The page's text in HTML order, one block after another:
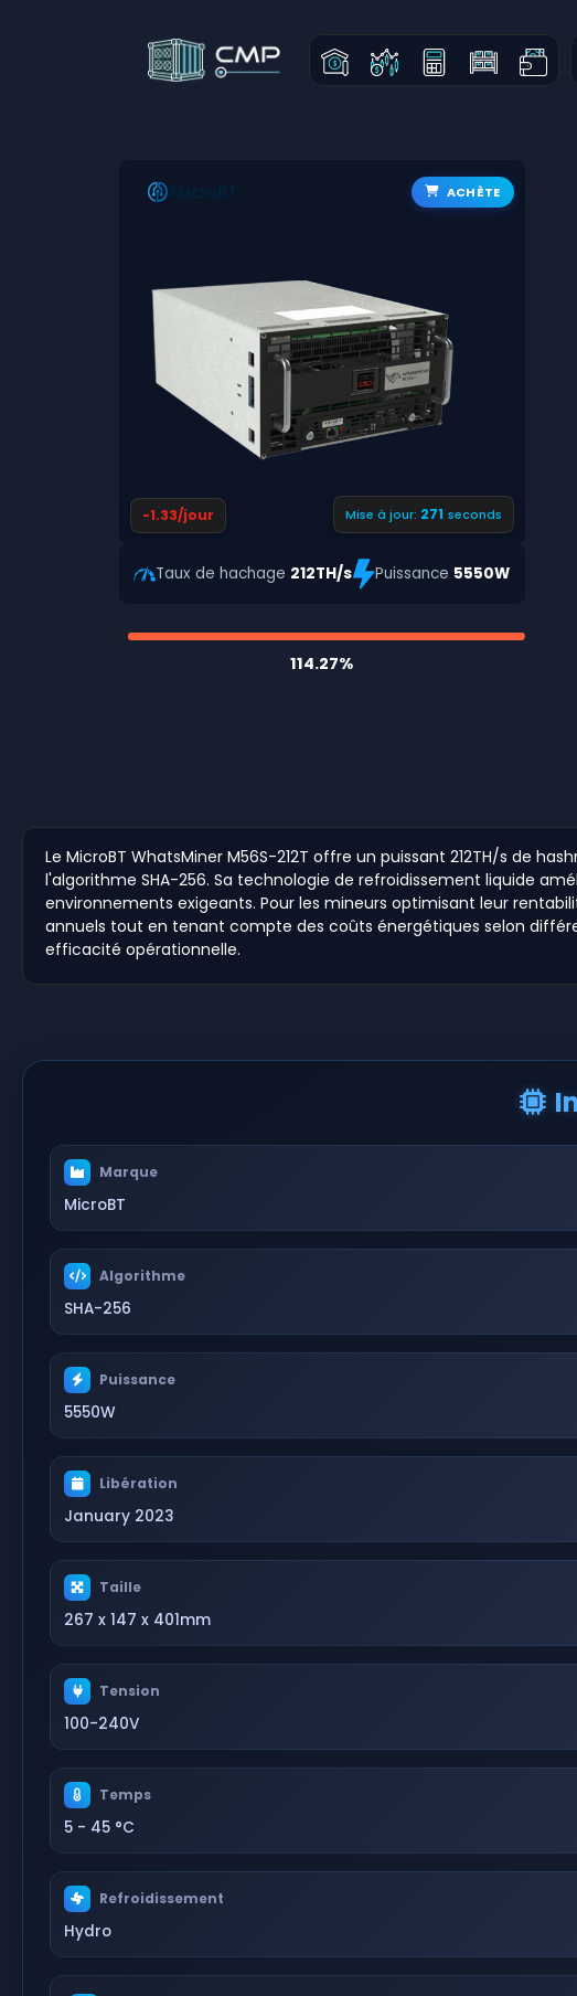
ACHÈTE
-1.33/jour Mise à jour:270 seconds
Taux de hachage 212TH/s Puissance 5550W
114.27%
Le MicroBT WhatsMiner M56S-212T offre un puissant 212TH/s de
l'algorithme SHA-256. Sa technologie de refroidissement liquide
environnements exigeants. Pour les mineurs optimisant leur
annuels tout en tenant compte des coûts énergétiques selon
efficacité opérationnelle.
Marque
MicroBT
Algorithme
SHA-256
Puissance
5550W
Libération
January 2023
Taille
267 x 147 x 401mm
Tension
100-240V
Temps
5 - 45 °C
Refroidissement
Hydro